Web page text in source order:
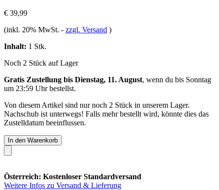
€ 39,99
(inkl. 20% MwSt. - zzgl. Versand )
Inhalt: 1 Stk.
Noch 2 Stück auf Lager
Gratis Zustellung bis Dienstag, 11. August, wenn du bis Sonntag
um 23:59 Uhrbestellst.
Von diesem Artikel sind nur noch 2 Stück in unserem Lager.
Nachschub ist unterwegs! Falls mehr bestellt wird, könnte dies das
Zustelldatum beeinflussen.
In den Warenkorb
Österreich: Kostenloser Standardversand
Weitere Infos zu Versand & Lieferung